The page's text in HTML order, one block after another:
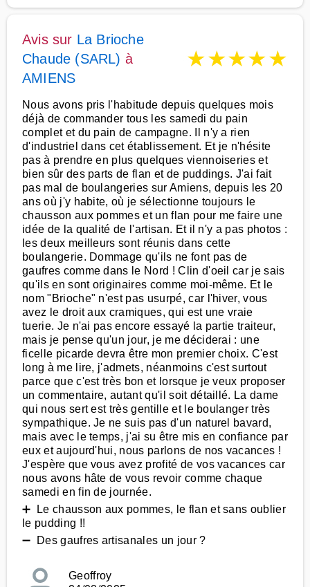
Avis sur La Brioche
Chaude (SARL) à
AMIENS
★★★★★
Nous avons pris l'habitude depuis quelques mois
déjà de commander tous les samedi du pain
complet et du pain de campagne. Il n'y a rien
d'industriel dans cet établissement. Et je n'hésite
pas à prendre en plus quelques viennoiseries et
bien sûr des parts de flan et de puddings. J'ai fait
pas mal de boulangeries sur Amiens, depuis les 20
ans où j'y habite, où je sélectionne toujours le
chausson aux pommes et un flan pour me faire une
idée de la qualité de l'artisan. Et il n'y a pas photos :
les deux meilleurs sont réunis dans cette
boulangerie. Dommage qu'ils ne font pas de
gaufres comme dans le Nord ! Clin d'oeil car je sais
qu'ils en sont originaires comme moi-même. Et le
nom "Brioche" n'est pas usurpé, car l'hiver, vous
avez le droit aux cramiques, qui est une vraie
tuerie. Je n'ai pas encore essayé la partie traiteur,
mais je pense qu'un jour, je me déciderai : une
ficelle picarde devra être mon premier choix. C'est
long à me lire, j'admets, néanmoins c'est surtout
parce que c'est très bon et lorsque je veux proposer
un commentaire, autant qu'il soit détaillé. La dame
qui nous sert est très gentille et le boulanger très
sympathique. Je ne suis pas d'un naturel bavard,
mais avec le temps, j'ai su être mis en confiance par
eux et aujourd'hui, nous parlons de nos vacances !
J'espère que vous avez profité de vos vacances car
nous avons hâte de vous revoir comme chaque
samedi en fin de journée.
➕ Le chausson aux pommes, le flan et sans oublier
le pudding !!
➖ Des gaufres artisanales un jour ?
Geoffroy